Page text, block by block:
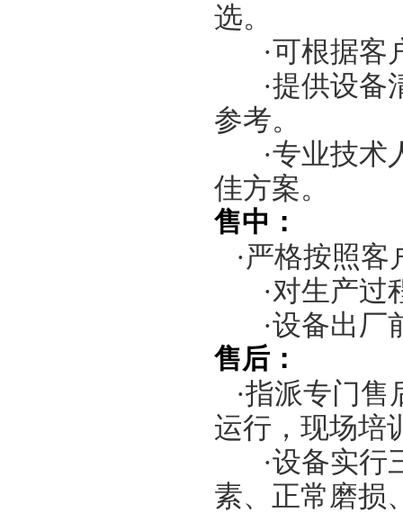
选。
·可根据
·提供设
参考。
·专业技
佳方案。
售中：
·严格按照客
·对生产
·设备出厂
售后：
·指派专门售
运行，现场培
·设备实
素、正常磨损